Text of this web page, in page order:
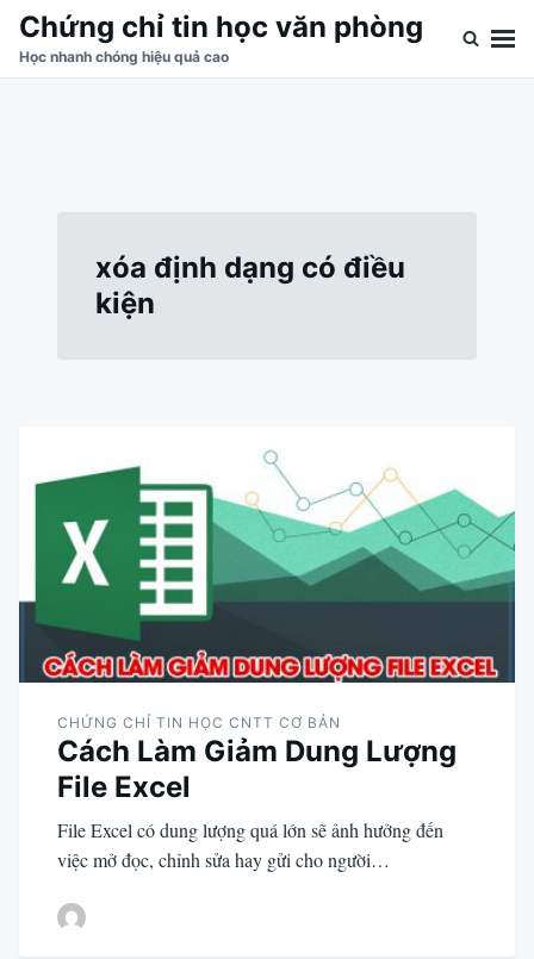
SkipSearch
for:
Chứng chỉ tin học văn phòng
Học nhanh chóng hiệu quả cao
xóa định dạng có điều
kiện
CHỨNG CHỈ TIN HỌC CNTT CƠ BẢN
Cách Làm Giảm Dung Lượng
File Excel
File Excel có dung lượng quá lớn sẽ ảnh hưởng đến
việc mở đọc, chỉnh sửa hay gửi cho người…